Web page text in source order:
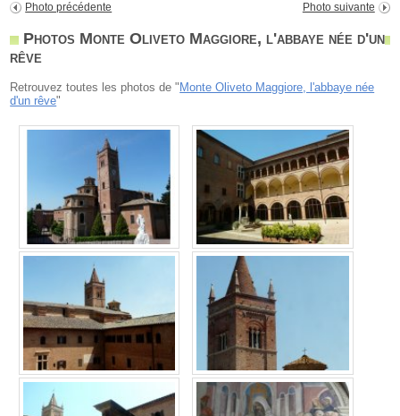
Photo précédente Photo suivante
Photos Monte Oliveto Maggiore, l'abbaye née d'un
rêve
Retrouvez toutes les photos de " Monte Oliveto Maggiore, l'abbaye née
d'un rêve"